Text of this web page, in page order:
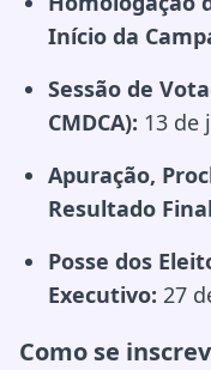
Início da
Sessão de
CMDCA): 13 de
Apuração,
Resultado
Posse dos
Executivo: 27
Como se